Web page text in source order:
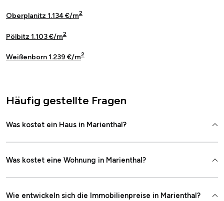
Oberplanitz 1.134 €/m2
Pölbitz 1.103 €/m2
Weißenborn 1.239 €/m2
Häufig gestellte Fragen
Was kostet ein Haus in Marienthal?
Was kostet eine Wohnung in Marienthal?
Wie entwickeln sich die Immobilienpreise in Marienthal?